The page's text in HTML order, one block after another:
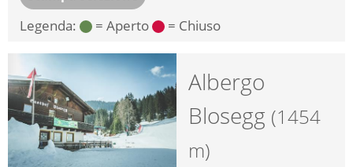
Legenda: = Aperto = Chiuso
Albergo
Blosegg (1454
m)